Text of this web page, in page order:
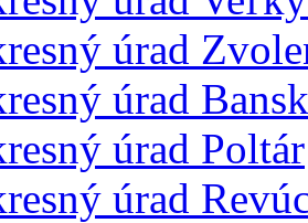
úrad
úrad
úrad Poltár
úrad